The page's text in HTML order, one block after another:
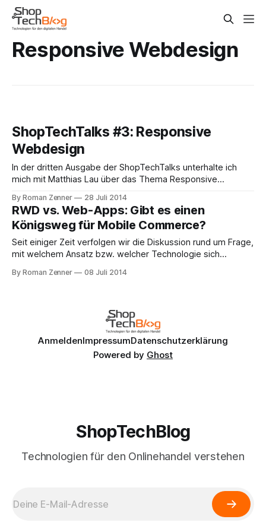
Responsive Webdesign
ShopTechTalks #3: Responsive
Webdesign
In der dritten Ausgabe der ShopTechTalks unterhalte ich
mich mit Matthias Lau über das Thema Responsive
vorherige Ausgabe über Mobile Commerce und analysieren,
ob sich der Dualismus RWD vs. HTML5-Apps tatsächlich so
halten lässt oder differenzierter betrachtet werden muss.
Matthias
By Roman Zenner 28 Juli 2014
RWD vs. Web-Apps: Gibt es einen
Königsweg für Mobile Commerce?
Seit einiger Zeit verfolgen wir die Diskussion rund um Frage,
mit welchem Ansatz bzw. welcher Technologie sich
Vereinfacht gesagt gibt es auf der einen Seite die
dass die dadurch definierten
By Roman Zenner 08 Juli 2014
AnmeldenImpressumDatenschutzerklärung
Powered by Ghost
ShopTechBlog
Technologien für den Onlinehandel verstehen